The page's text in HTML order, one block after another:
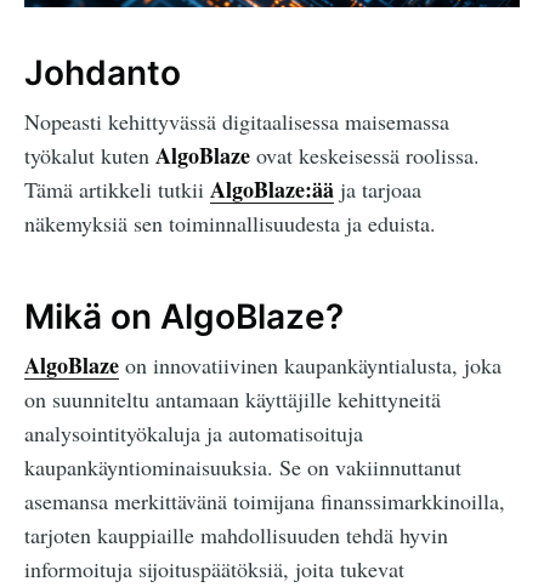
Johdanto
Nopeasti kehittyvässä digitaalisessa maisemassa
työkalut kuten AlgoBlaze ovat keskeisessä roolissa.
Tämä artikkeli tutkii AlgoBlaze:ää ja tarjoaa
näkemyksiä sen toiminnallisuudesta ja eduista.
Mikä on AlgoBlaze?
AlgoBlaze on innovatiivinen kaupankäyntialusta, joka
on suunniteltu antamaan käyttäjille kehittyneitä
analysointityökaluja ja automatisoituja
kaupankäyntiominaisuuksia. Se on vakiinnuttanut
asemansa merkittävänä toimijana finanssimarkkinoilla,
tarjoten kauppiaille mahdollisuuden tehdä hyvin
informoituja sijoituspäätöksiä, joita tukevat